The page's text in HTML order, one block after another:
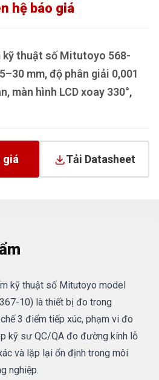
hệ báo giá
kỹ thuật số Mitutoyo 568-
mm, độ phân giải 0,001
màn hình LCD xoay 330°,
giá Tải Datasheet
kỹ thuật số Mitutoyo model
10) là thiết bị đo trong
3 điểm tiếp xúc, phạm vi đo
kỹ sư QC/QA đo đường kính lỗ
và lặp lại ổn định trong môi
nghiệp.